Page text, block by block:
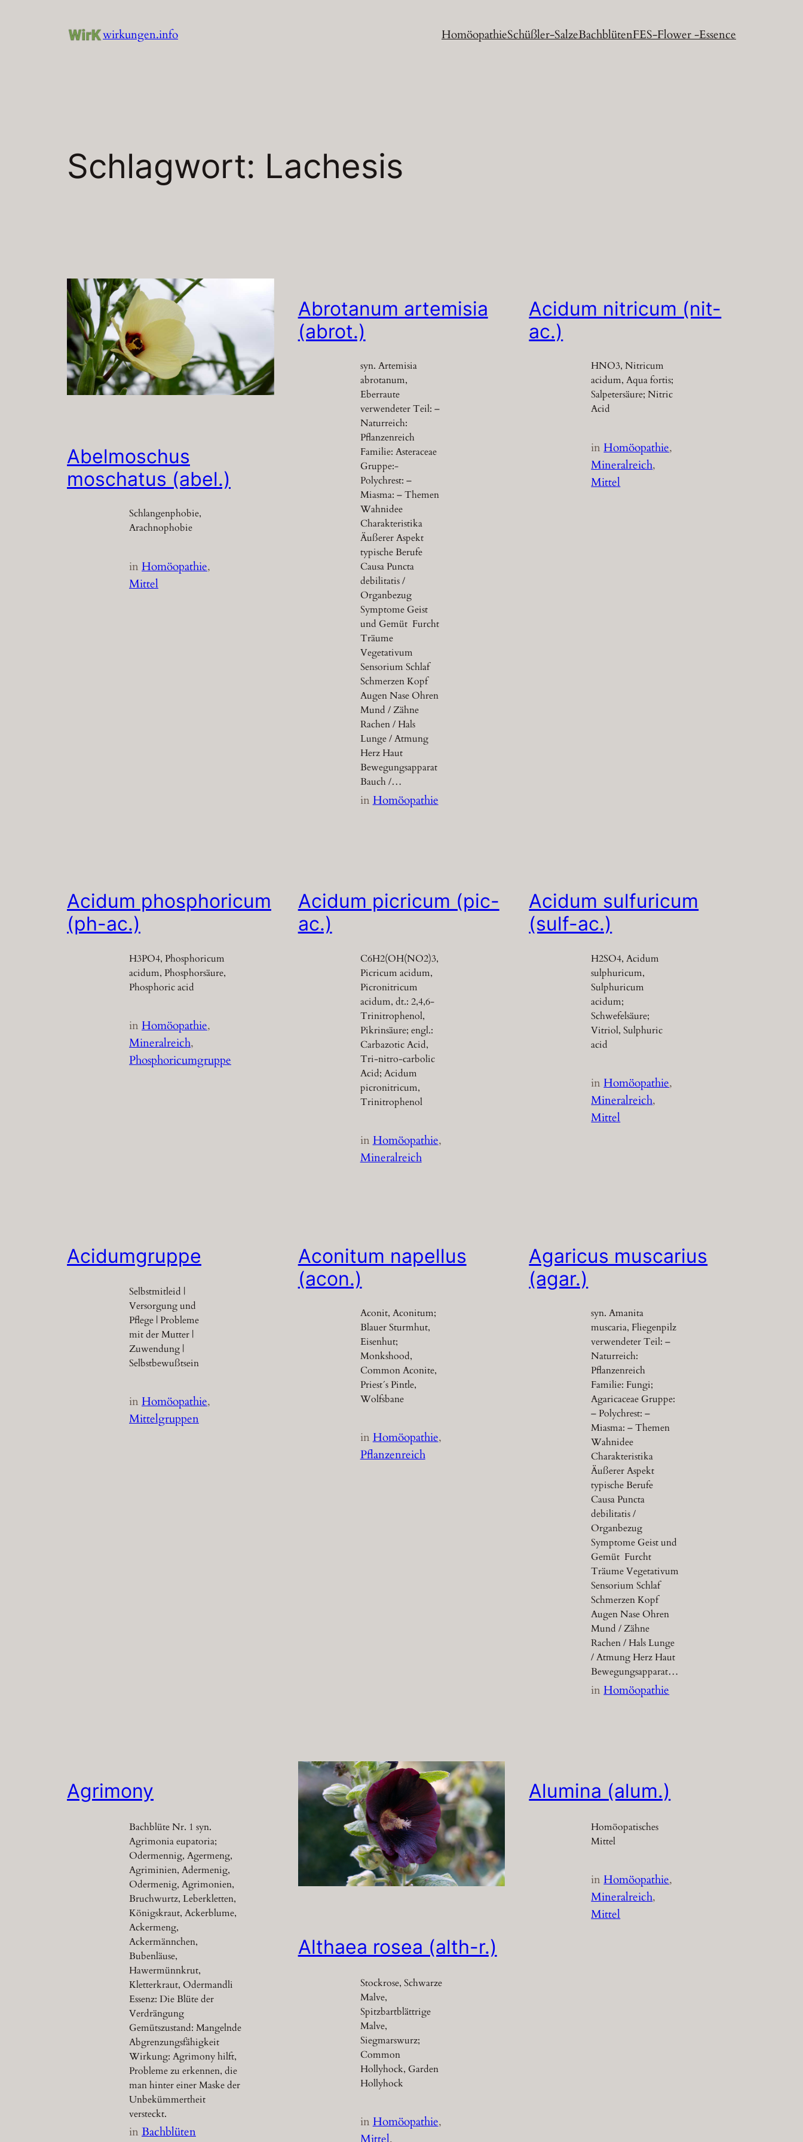
wirkungen.info HomöopathieSchüßler-SalzeBachblütenFES-Flower -Essence
Schlagwort: Lachesis
Abelmoschus
moschatus (abel.)
Schlangenphobie,
Arachnophobie
inHomöopathie
Mittel
Abrotanum artemisia
(abrot.)
syn. Artemisia
abrotanum,
Eberraute
verwendeter Teil: –
Naturreich:
Pflanzenreich
Familie: Asteraceae
Gruppe:-
Polychrest: –
Miasma: – Themen
Wahnidee
Charakteristika
Äußerer Aspekt
typische Berufe
Causa Puncta
debilitatis /
Organbezug
Symptome Geist
und Gemüt Furcht
Träume
Vegetativum
Sensorium Schlaf
Schmerzen Kopf
Augen Nase Ohren
Mund / Zähne
Rachen / Hals
Lunge / Atmung
Herz Haut
Bewegungsapparat
Bauch /…
inHomöopathie
Acidum nitricum (nit-
ac.)
HNO3, Nitricum
acidum, Aqua fortis;
Salpetersäure; Nitric
Acid
inHomöopathie
Mineralreich
Mittel
Acidum phosphoricum
(ph-ac.)
H3PO4, Phosphoricum
acidum, Phosphorsäure,
Phosphoric acid
inHomöopathie
Mineralreich
Phosphoricumgruppe
Acidum picricum (pic-
ac.)
C6H2(OH(NO2)3,
Picricum acidum,
Picronitricum
acidum, dt.: 2,4,6-
Trinitrophenol,
Pikrinsäure; engl.:
Carbazotic Acid,
Tri-nitro-carbolic
Acid; Acidum
picronitricum,
Trinitrophenol
inHomöopathie
Mineralreich
Acidum sulfuricum
(sulf-ac.)
H2SO4, Acidum
sulphuricum,
Sulphuricum
acidum;
Schwefelsäure;
Vitriol, Sulphuric
acid
inHomöopathie
Mineralreich
Mittel
Acidumgruppe
Selbstmitleid |
Versorgung und
Pflege | Probleme
mit der Mutter |
Zuwendung |
Selbstbewußtsein
inHomöopathie
Mittelgruppen
Aconitum napellus
(acon.)
Aconit, Aconitum;
Blauer Sturmhut,
Eisenhut;
Monkshood,
Common Aconite,
Priest´s Pintle,
Wolfsbane
inHomöopathie
Pflanzenreich
Agaricus muscarius
(agar.)
syn. Amanita
muscaria, Fliegenpilz
verwendeter Teil: –
Naturreich:
Pflanzenreich
Familie: Fungi;
Agaricaceae Gruppe:
– Polychrest: –
Miasma: – Themen
Wahnidee
Charakteristika
Äußerer Aspekt
typische Berufe
Causa Puncta
debilitatis /
Organbezug
Symptome Geist und
Gemüt Furcht
Träume Vegetativum
Sensorium Schlaf
Schmerzen Kopf
Augen Nase Ohren
Mund / Zähne
Rachen / Hals Lunge
/ Atmung Herz Haut
Bewegungsapparat…
inHomöopathie
Agrimony
Bachblüte Nr. 1 syn.
Agrimonia eupatoria;
Odermennig, Agermeng,
Agriminien, Adermenig,
Odermenig, Agrimonien,
Bruchwurtz, Leberkletten,
Königskraut, Ackerblume,
Ackermeng,
Ackermännchen,
Bubenläuse,
Hawermünnkrut,
Kletterkraut, Odermandli
Essenz: Die Blüte der
Verdrängung
Gemütszustand: Mangelnde
Abgrenzungsfähigkeit
Wirkung: Agrimony hilft,
Probleme zu erkennen, die
man hinter einer Maske der
Unbekümmertheit
versteckt.
inBachblüten
Althaea rosea (alth-r.)
Stockrose, Schwarze
Malve,
Spitzbartblättrige
Malve,
Siegmarswurz;
Common
Hollyhock, Garden
Hollyhock
inHomöopathie
Alumina (alum.)
Homöopatisches
Mittel
inHomöopathie
Mineralreich
Mittel